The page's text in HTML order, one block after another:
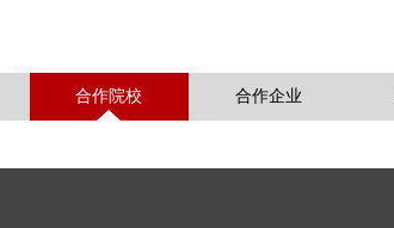
合作院校 合作企业